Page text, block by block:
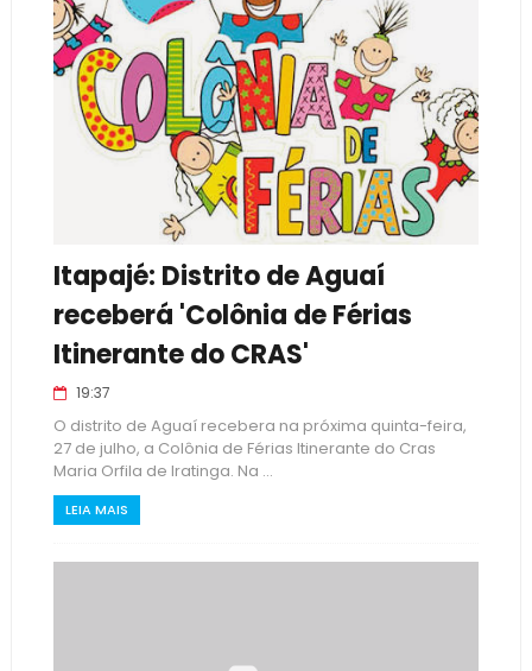
Itapajé: Distrito de Aguaí
receberá 'Colônia de Férias
Itinerante do CRAS'
19:37
O distrito de Aguaí recebera na próxima quinta-feira,
27 de julho, a Colônia de Férias Itinerante do Cras
Maria Orfila de Iratinga. Na ...
LEIA MAIS